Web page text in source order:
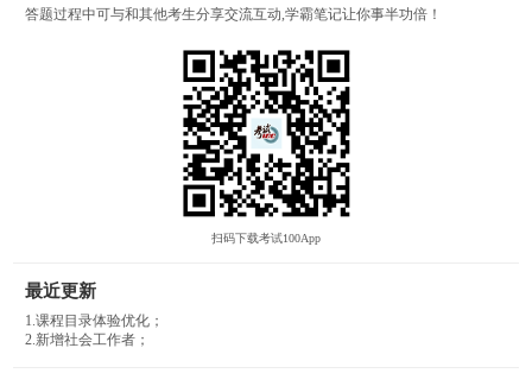
答题过程中可与和其他考生分享交流互动,学霸笔记让你事半功倍！
扫码下载考试100App
最近更新
1.课程目录体验优化；
2.新增社会工作者；